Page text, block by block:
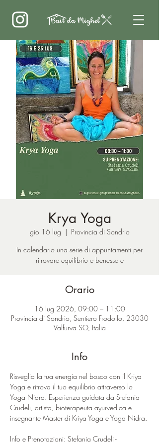
Krya Yoga
gio 16 lug
  |
Provincia di Sondrio
In calendario una serie di appuntamenti per
ritrovare equilibrio e benessere
Orario
16 lug 2026, 09:00 – 11:00
Provincia di Sondrio, Sentiero Frodolfo, 23030
Valfurva SO, Italia
Info
Risveglia la tua energia nel bosco con il Kriya
Yoga e ritrova il tuo equilibrio attraverso lo
Yoga Nidra. Esperienza guidata da Stefania
Crudeli, artista, bioterapeuta ayurvedica e
insegnante Master di Kriya Yoga e Yoga Nidra.
Info e Prenotazioni: Stefania Crudeli -